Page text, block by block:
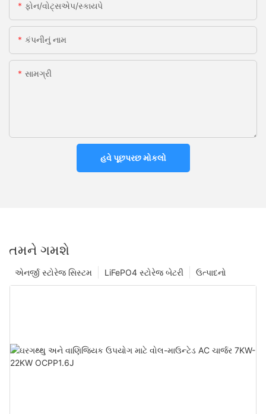
ફોન/વોટ્સએપ/સ્કાયપે
કંપનીનું નામ
સામગ્રી
હવે પૂછપરછ મોકલો
તમને ગમશે
ઉત્પાદનો
LiFePO4 સ્ટોરેજ બેટરી
એનર્જી સ્ટોરેજ સિસ્ટમ